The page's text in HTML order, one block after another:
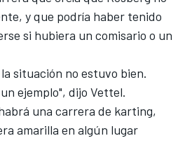
y que podría haber tenido
si hubiera un comisario o un
situación no estuvo bien.
ejemplo", dijo Vettel.
una carrera de karting,
amarilla en algún lugar